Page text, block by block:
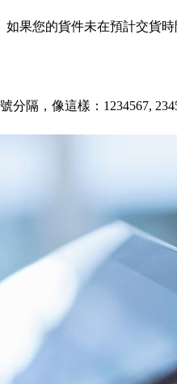
果您的貨件未在預計交貨
隔，像這樣：1234567,